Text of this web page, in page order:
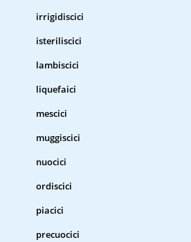
irrigidiscici
isteriliscici
lambiscici
liquefaici
mescici
muggiscici
nuocici
ordiscici
piacici
precuocici